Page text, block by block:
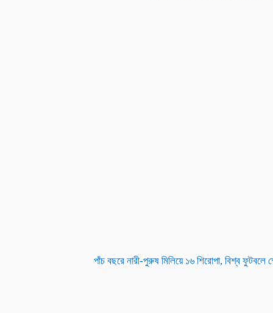
পাঁচ বছরে নারী-পুরুষ মিলিয়ে ১৬ শিরোপা, বিশ্ব